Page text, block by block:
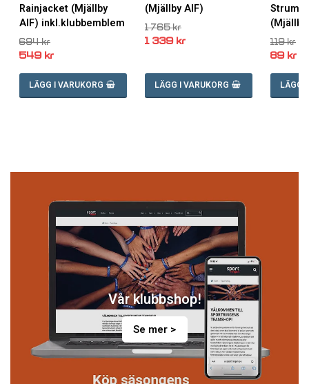
Rainjacket (Mjällby
AIF) inkl.klubbemblem
694 kr
549 kr
LÄGG I VARUKORG
(Mjällby AIF)
1 765 kr
1 339 kr
LÄGG I VARUKORG
119 kr
89 kr
LÄGG
Vår klubbshop!
Se mer >